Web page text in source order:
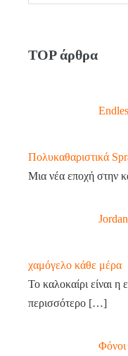
TOP άρθρα
Πολυκαθαριστικά
Μια νέα εποχή στην
χαμόγελο κάθε μέρα
Το καλοκαίρι είναι η
περισσότερο […]